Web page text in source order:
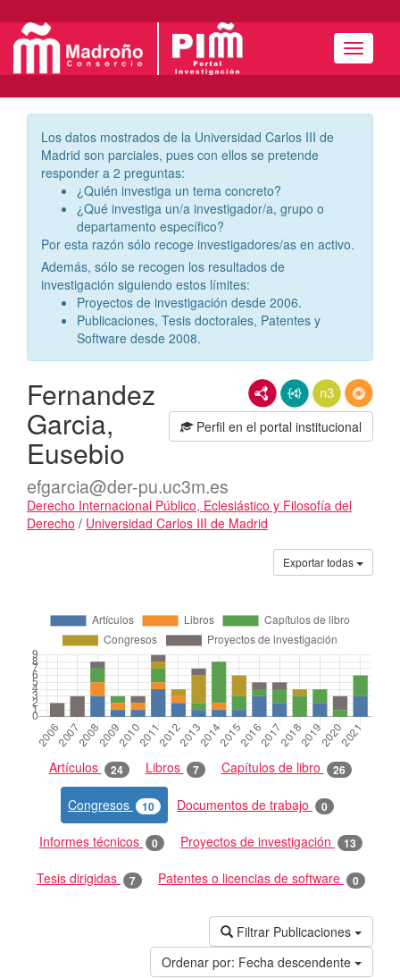
Menú
Los datos mostrados de la Universidad Carlos III de
Madrid son parciales, pues con ellos se pretende
responder a 2 preguntas:
¿Quién investiga un tema concreto?
¿Qué investiga un/a investigador/a, grupo o
departamento específico?
Por esta razón sólo recoge investigadores/as en activo.
Además, sólo se recogen los resultados de
investigación siguiendo estos límites:
Proyectos de investigación desde 2006.
Publicaciones, Tesis doctorales, Patentes y
Software desde 2008.
RDF/XMLJSON-LDN3/Turtle
Perfil en el portal institucional
Fernandez
Garcia,
Eusebio
efgarcia@der-pu.uc3m.es
Derecho Internacional Público, Eclesiástico y Filosofía del
Derecho / Universidad Carlos III de Madrid
Exportar todas
Artículos 24 Libros 7 Capítulos de libro 26
Congresos 10 Documentos de trabajo 0
Informes técnicos 0 Proyectos de investigación 13
Tesis dirigidas 7 Patentes o licencias de software 0
Filtrar Publicaciones
Ordenar por: Fecha descendente